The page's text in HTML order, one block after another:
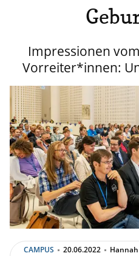
Impressionen
Vorreiter*innen:
CAMPUS 20.06.2022